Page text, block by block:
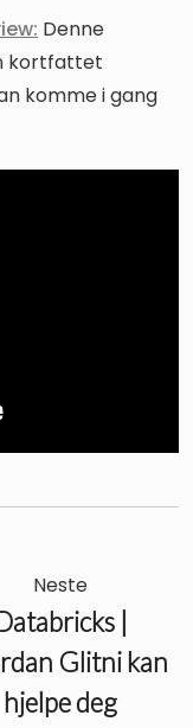
Denne
kortfattet
komme i gang
Neste
Databricks |
Glitni kan
hjelpe deg